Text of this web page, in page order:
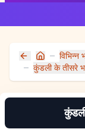
Home विभिन्न
कुंडली के तीसरे